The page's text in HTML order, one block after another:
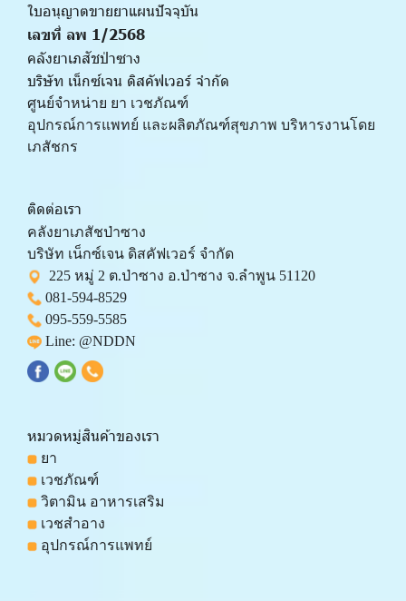
ใบอนุญาตขายยาแผนปัจจุบัน
เลขที่ ลพ 1/2568
คลังยาเภสัชป่าซาง
บริษัท เน็กซ์เจน ดิสคัฟเวอร์ จำกัด
ศูนย์จำหน่าย ยา เวชภัณฑ์
﻿อุปกรณ์การแพทย์ และผลิตภัณฑ์สุขภาพ บริหารงานโดย
เภสัชกร
ติดต่อเรา
คลังยาเภสัชป่าซาง
บริษัท เน็กซ์เจน ดิสคัฟเวอร์ จำกัด
225 หมู่ 2 ต.ป่าซาง อ.ป่าซาง จ.ลำพูน 51120
081-594-8529
095-559-5585
Line: @NDDN
หมวดหมู่สินค้าของเรา
ยา
เวชภัณฑ์
วิตามิน อาหารเสริม
เวชสำอาง
อุปกรณ์การแพทย์